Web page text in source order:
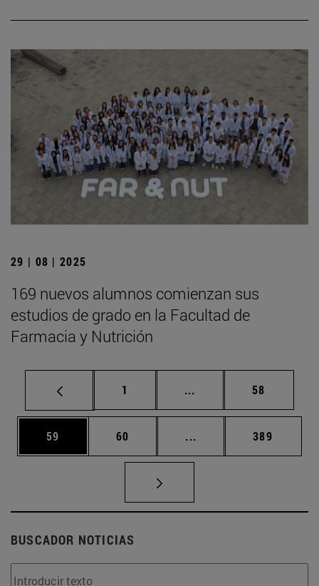
29 | 08 | 2025
169 nuevos alumnos comienzan sus
estudios de grado en la Facultad de
Farmacia y Nutrición
Página
1 ... Páginas intermedias
Página
58
Página
59 Página
60 ... Páginas intermedias
Página
389
BUSCADOR NOTICIAS